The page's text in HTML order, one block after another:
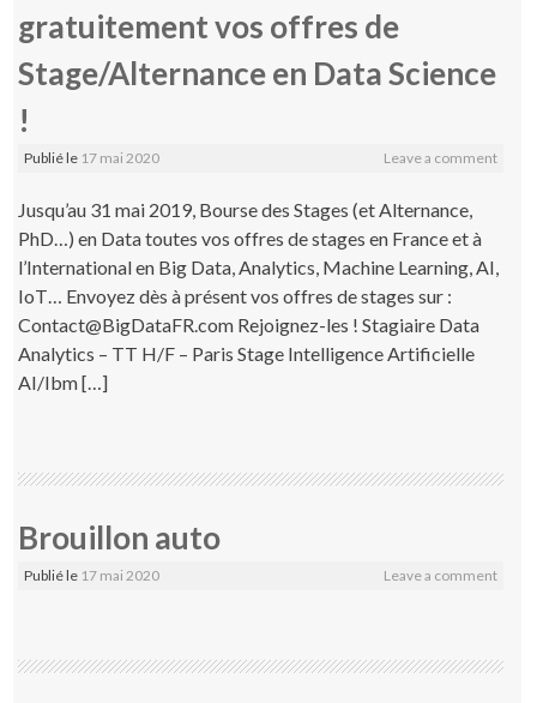
gratuitement vos offres de
Stage/Alternance en Data Science
!
Publié le 17 mai 2020 Leave a comment
Jusqu’au 31 mai 2019, Bourse des Stages (et Alternance,
PhD…) en Data toutes vos offres de stages en France et à
l’International en Big Data, Analytics, Machine Learning, AI,
IoT… Envoyez dès à présent vos offres de stages sur :
Contact@BigDataFR.com Rejoignez-les ! Stagiaire Data
Analytics – TT H/F – Paris Stage Intelligence Artificielle
AI/Ibm […]
Brouillon auto
Publié le 17 mai 2020 Leave a comment